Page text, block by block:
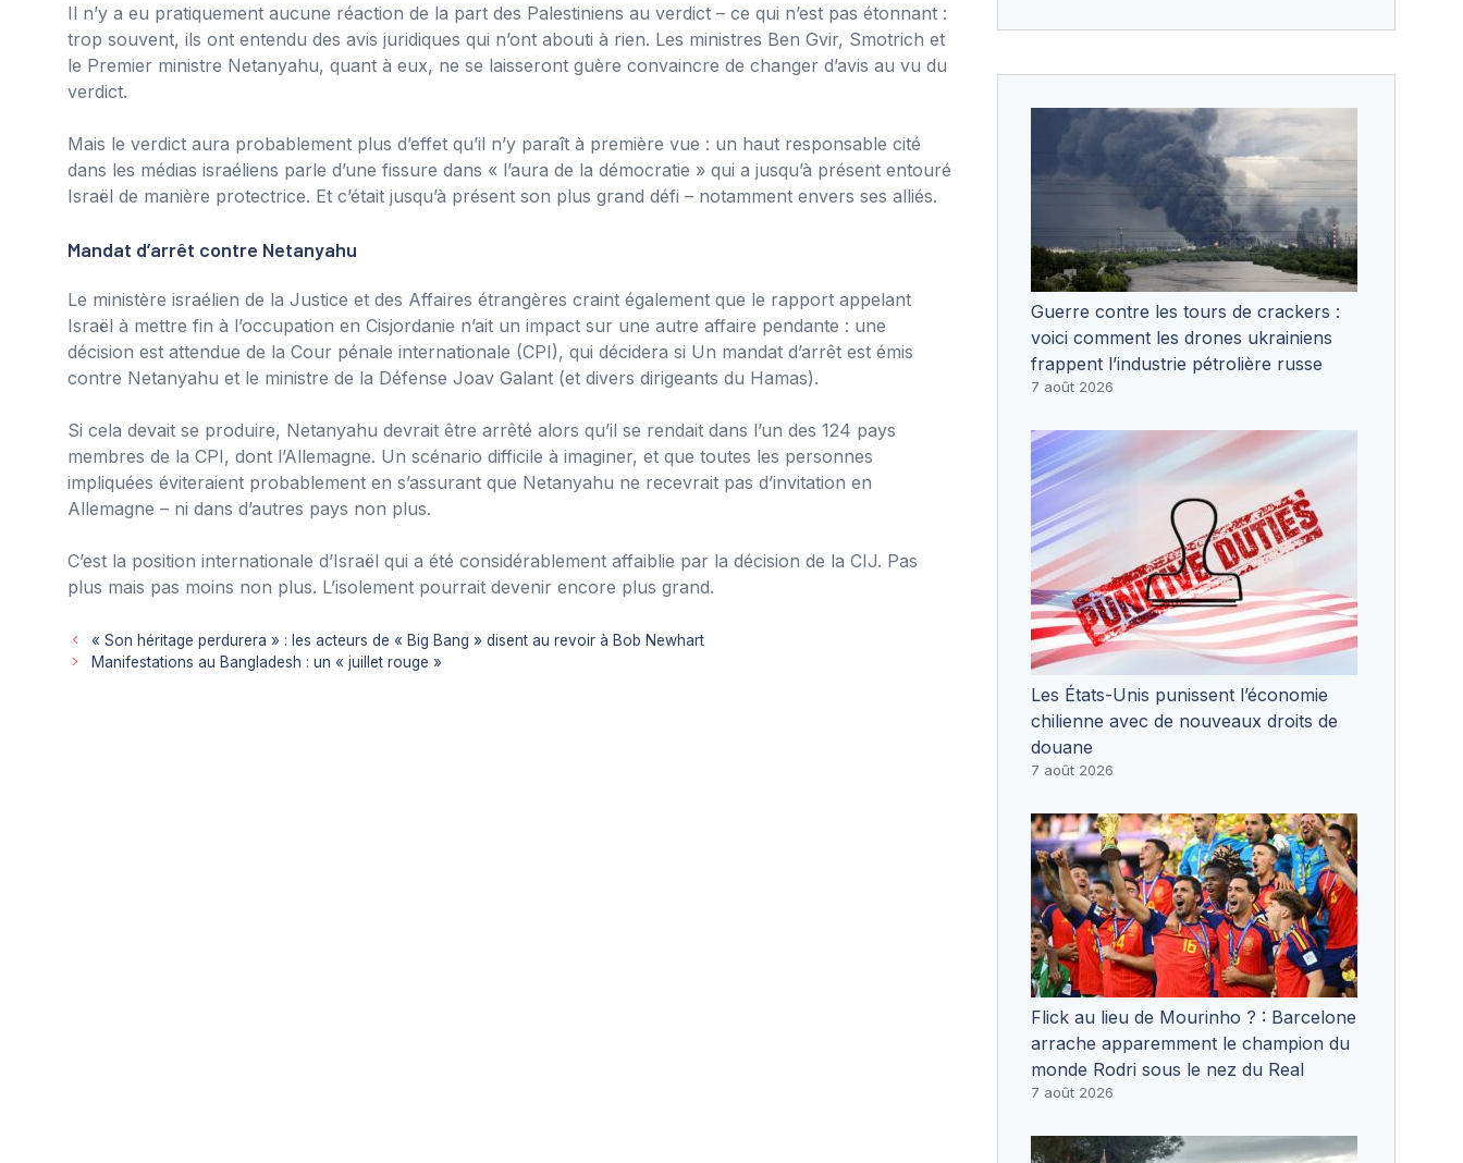
Il n’y a eu pratiquement aucune réaction de la part des Palestiniens au verdict – ce qui n’est pas étonnant :
trop souvent, ils ont entendu des avis juridiques qui n’ont abouti à rien. Les ministres Ben Gvir, Smotrich et
le Premier ministre Netanyahu, quant à eux, ne se laisseront guère convaincre de changer d’avis au vu du
verdict.
Mais le verdict aura probablement plus d’effet qu’il n’y paraît à première vue : un haut responsable cité
dans les médias israéliens parle d’une fissure dans « l’aura de la démocratie » qui a jusqu’à présent entouré
Israël de manière protectrice. Et c’était jusqu’à présent son plus grand défi – notamment envers ses alliés.
Mandat d’arrêt contre Netanyahu
Le ministère israélien de la Justice et des Affaires étrangères craint également que le rapport appelant
Israël à mettre fin à l’occupation en Cisjordanie n’ait un impact sur une autre affaire pendante : une
décision est attendue de la Cour pénale internationale (CPI), qui décidera si Un mandat d’arrêt est émis
contre Netanyahu et le ministre de la Défense Joav Galant (et divers dirigeants du Hamas).
Si cela devait se produire, Netanyahu devrait être arrêté alors qu’il se rendait dans l’un des 124 pays
membres de la CPI, dont l’Allemagne. Un scénario difficile à imaginer, et que toutes les personnes
impliquées éviteraient probablement en s’assurant que Netanyahu ne recevrait pas d’invitation en
Allemagne – ni dans d’autres pays non plus.
C’est la position internationale d’Israël qui a été considérablement affaiblie par la décision de la CIJ. Pas
plus mais pas moins non plus. L’isolement pourrait devenir encore plus grand.
« Son héritage perdurera » : les acteurs de « Big Bang » disent au revoir à Bob Newhart
Manifestations au Bangladesh : un « juillet rouge »
Guerre contre les tours de crackers :
voici comment les drones ukrainiens
frappent l’industrie pétrolière russe
7 août 2026
Les États-Unis punissent l’économie
chilienne avec de nouveaux droits de
douane
7 août 2026
Flick au lieu de Mourinho ? : Barcelone
arrache apparemment le champion du
monde Rodri sous le nez du Real
7 août 2026